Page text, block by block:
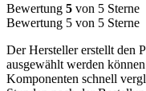
Bewertung 5 von 5 Sterne
Bewertung 5 von 5 Sterne
Der Hersteller erstellt den
ausgewählt werden
Komponenten schnell